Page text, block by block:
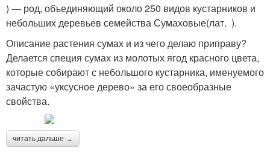
) — род, объединяющий около 250 видов кустарников и
небольших деревьев семейства Сумаховые(лат. ).
Описание растения сумах и из чего делаю приправу?
Делается специя сумах из молотых ягод красного цвета,
которые собирают с небольшого кустарника, именуемого
зачастую «уксусное дерево» за его своеобразные
свойства.
читать дальше →